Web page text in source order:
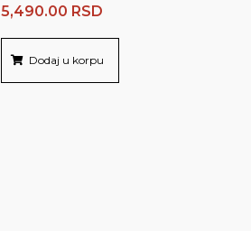
5,490.00 RSD
Dodaj u korpu